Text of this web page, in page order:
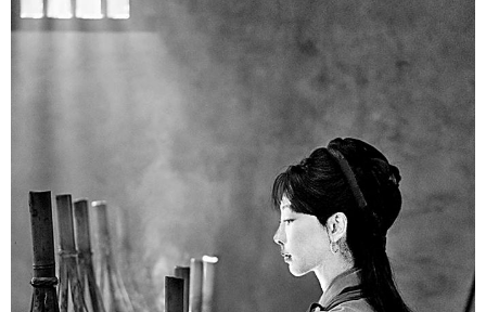
科技 量子 体育
健康 军事
图片 政务
金融
食品 信息化 数字经济
学术中国 银龄 溯源中国
城市 旅游 能源 会展